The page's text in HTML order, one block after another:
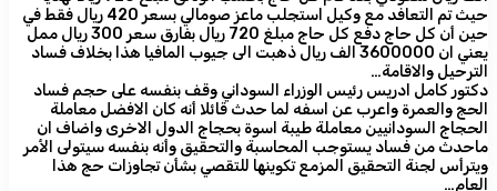
حيث تم التعافد مع وكيل استجلب ماعز صومالي بسعر 420 ريال فقط في
حين أن كل حاج دفع كل حاج مبلغ 720 ريال بفارق سعر 300 ريال ممل
يعني ان 3600000 الف ريال ذهبت الى جيوب المافيا هذا بخلاف فساد
الترحيل والاقامة…
دكتور كامل ادريس رئيس الوزراء السوداني وقف بنفسه على حجم فساد
الحج والعمرة واعرب عن اسفه لما حدث قائلا أنه كان الافضل معاملة
الحجاج السودانيين معاملة طيبة اسوة بحجاج الدول الاخرى واضاف ان
ماحدث من فساد يستوجب المحاسبة والتحقيق وأنه بنفسه سيتولى الأمر
ويترأس لجنة التحقيق المزمع تكوينها للتقصي بشأن تجاوزات حج هذا
العام…